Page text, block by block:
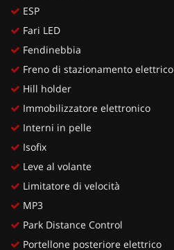
ESP
Fari LED
Fendinebbia
Freno di stazionamento elettrico
Hill holder
Immobilizzatore elettronico
Interni in pelle
Isofix
Leve al volante
Limitatore di velocità
MP3
Park Distance Control
Portellone posteriore elettrico